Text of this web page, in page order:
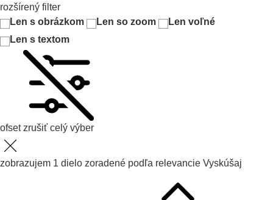
rozšírený filter
Len s obrázkom
Len so zoom
Len voľné
Len s textom
ofset zrušiť celý výber
zobrazujem 1 dielo zoradené podľa relevancie Vyskúšaj